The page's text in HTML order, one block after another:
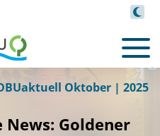
Fraunho
f
er ISE
Oktober | 2025
Goldener